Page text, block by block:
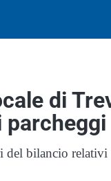
di
bilancio relativi